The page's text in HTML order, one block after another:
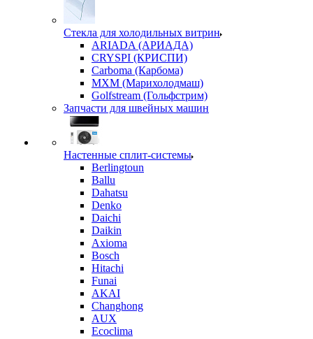
Стекла для холодильных витрин
ARIADA (АРИАДА)
CRYSPI (КРИСПИ)
Carboma (Карбома)
MXM (Марихолодмаш)
Golfstream (Гольфстрим)
Запчасти для швейных машин
Настенные сплит-системы
Berlingtoun
Ballu
Dahatsu
Denko
Daichi
Daikin
Axioma
Bosch
Hitachi
Funai
AKAI
Changhong
AUX
Ecoclima